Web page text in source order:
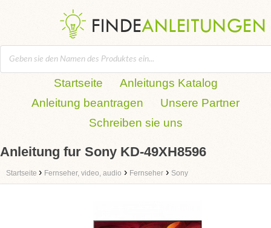
Startseite
Anleitungs Katalog
Anleitung beantragen
Unsere Partner
Schreiben sie uns
Anleitung fur Sony KD-49XH8596
Startseite › Fernseher, video, audio › Fernseher › Sony